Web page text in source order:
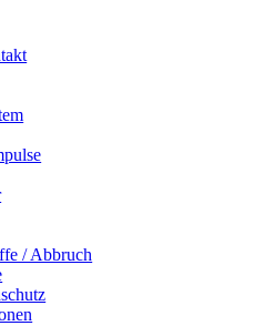
/ Abbruch